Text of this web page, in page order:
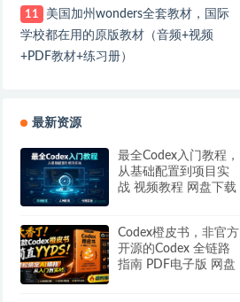
11
美国加州wonders全套教材，国际
学校都在用的原版教材（音频+视频
+PDF教材+练习册）
最新资源
最全Codex入门教程，
从基础配置到项目实
战 视频教程 网盘下载
Codex橙皮书，非官方
开源的Codex 全链路
指南 PDF电子版 网盘